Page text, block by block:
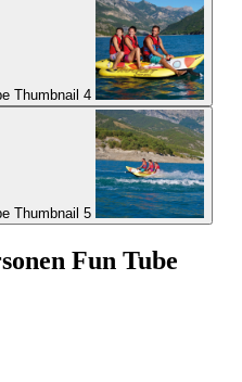
Spinera Rocket 3 Personen Fun Tube Thumbnail 4
Spinera Rocket 3 Personen Fun Tube Thumbnail 5
Fun Tube